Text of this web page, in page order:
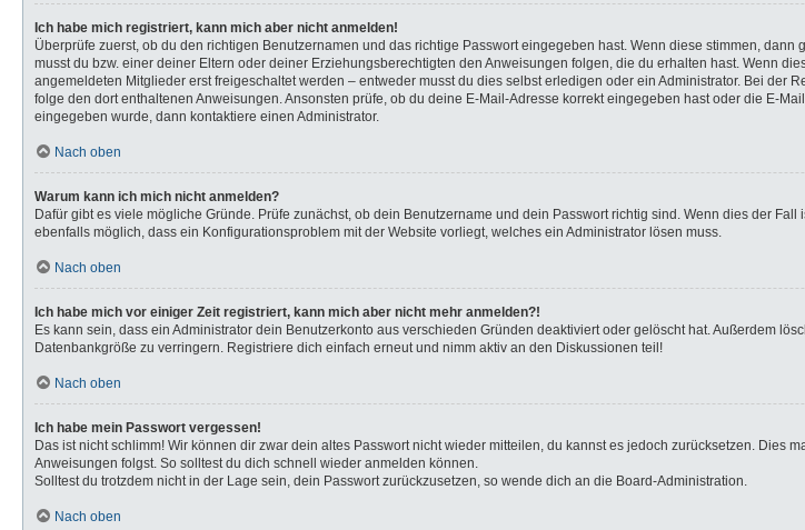
Ich habe mich registriert, kann mich aber nicht anmelden!
Überprüfe zuerst, ob du den richtigen Benutzernamen und das richtige Passwort eingegeben hast. Wenn diese stimmen, dann
musst du bzw. einer deiner Eltern oder deiner Erziehungsberechtigten den Anweisungen folgen, die du erhalten hast. Wenn
angemeldeten Mitglieder erst freigeschaltet werden – entweder musst du dies selbst erledigen oder ein Administrator. Bei
folge den dort enthaltenen Anweisungen. Ansonsten prüfe, ob du deine E-Mail-Adresse korrekt eingegeben hast oder die E-
eingegeben wurde, dann kontaktiere einen Administrator.
Nach oben
Warum kann ich mich nicht anmelden?
Dafür gibt es viele mögliche Gründe. Prüfe zunächst, ob dein Benutzername und dein Passwort richtig sind. Wenn dies der
ebenfalls möglich, dass ein Konfigurationsproblem mit der Website vorliegt, welches ein Administrator lösen muss.
Nach oben
Ich habe mich vor einiger Zeit registriert, kann mich aber nicht mehr anmelden?!
Es kann sein, dass ein Administrator dein Benutzerkonto aus verschieden Gründen deaktiviert oder gelöscht hat. Außerdem
Datenbankgröße zu verringern. Registriere dich einfach erneut und nimm aktiv an den Diskussionen teil!
Nach oben
Ich habe mein Passwort vergessen!
Das ist nicht schlimm! Wir können dir zwar dein altes Passwort nicht wieder mitteilen, du kannst es jedoch zurücksetzen. Dies
Anweisungen folgst. So solltest du dich schnell wieder anmelden können.
Solltest du trotzdem nicht in der Lage sein, dein Passwort zurückzusetzen, so wende dich an die Board-Administration.
Nach oben